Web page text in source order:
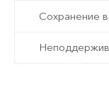
Сохранение